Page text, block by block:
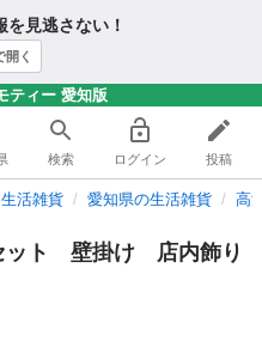
見逃さない！
開く
ティー 愛知版
検索 ログイン 投稿
生活雑貨 愛知県の生活雑貨 高
ト 壁掛け 店内飾り